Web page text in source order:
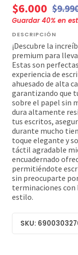
$6.000
Guardar40% en
DESCRIPCIÓN
¡Descubre la
premium para
Estas son
experiencia de
ahuesado de alta
garantizando que
sobre el papel sin
dura altamente
tus escritos,
durante mucho
toque elegante y
táctil agradable
encuadernado
permitiéndote
sin preocuparte
terminaciones con
estilo.
SKU: